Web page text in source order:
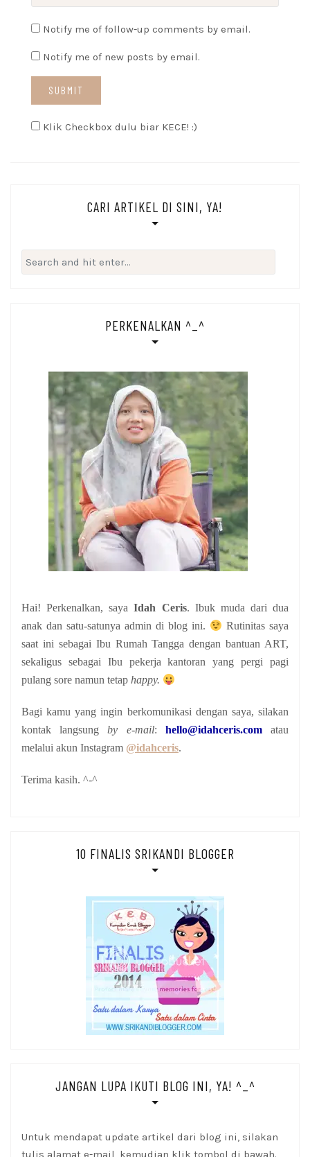
Notify me of follow-up comments by email.
Notify me of new posts by email.
Klik Checkbox dulu biar KECE! :)
CARI ARTIKEL DI SINI, YA!
Search
for:
PERKENALKAN ^_^
Hai! Perkenalkan, sayaIdah Ceris. Ibuk muda dari dua
anak dan satu-satunya admin di blog ini.
Rutinitas saya
saat ini sebagai Ibu Rumah Tangga dengan bantuan ART,
sekaligus sebagai Ibu pekerja kantoran yang pergi pagi
pulang sore namun tetap happy.
Bagi kamu yang ingin berkomunikasi dengan saya, silakan
kontak langsungby e-mail: hello@idahceris.com
atau
melalui akun Instagram @idahceris.
Terima kasih. ^-^
10 FINALIS SRIKANDI BLOGGER
JANGAN LUPA IKUTI BLOG INI, YA! ^_^
Untuk mendapat update artikel dari blog ini, silakan